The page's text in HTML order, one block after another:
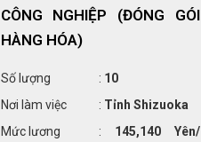
CÔNG NGHIỆP (ĐÓNG GÓI
HÀNG HÓA)
Số lượng : 10
Nơi làm việc
: Tỉnh Shizuoka
Mức lương
: 145,140 Yên/